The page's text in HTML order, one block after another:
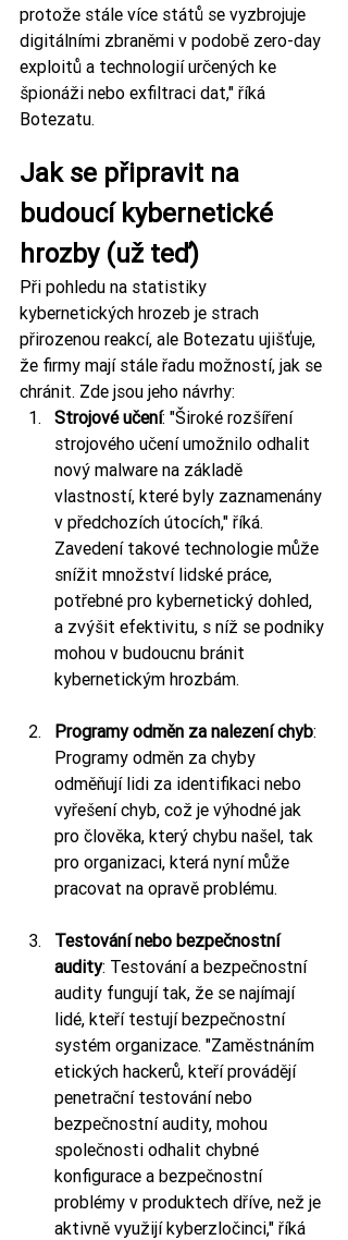
protože stále více států se vyzbrojuje
digitálními zbraněmi v podobě zero-day
exploitů a technologií určených ke
špionáži nebo exfiltraci dat," říká
Botezatu.
Jak se připravit na
budoucí kybernetické
hrozby (už teď)
Při pohledu na statistiky
kybernetických hrozeb je strach
přirozenou reakcí, ale Botezatu ujišťuje,
že firmy mají stále řadu možností, jak se
chránit. Zde jsou jeho návrhy:
Strojové učení: "Široké rozšíření
strojového učení umožnilo odhalit
nový malware na základě
vlastností, které byly zaznamenány
v předchozích útocích," říká.
Zavedení takové technologie může
snížit množství lidské práce,
potřebné pro kybernetický dohled,
a zvýšit efektivitu, s níž se podniky
mohou v budoucnu bránit
kybernetickým hrozbám.
Programy odměn za nalezení chyb:
Programy odměn za chyby
odměňují lidi za identifikaci nebo
vyřešení chyb, což je výhodné jak
pro člověka, který chybu našel, tak
pro organizaci, která nyní může
pracovat na opravě problému.
Testování nebo bezpečnostní
audity: Testování a bezpečnostní
audity fungují tak, že se najímají
lidé, kteří testují bezpečnostní
systém organizace. "Zaměstnáním
etických hackerů, kteří provádějí
penetrační testování nebo
bezpečnostní audity, mohou
společnosti odhalit chybné
konfigurace a bezpečnostní
problémy v produktech dříve, než je
aktivně využijí kyberzločinci," říká